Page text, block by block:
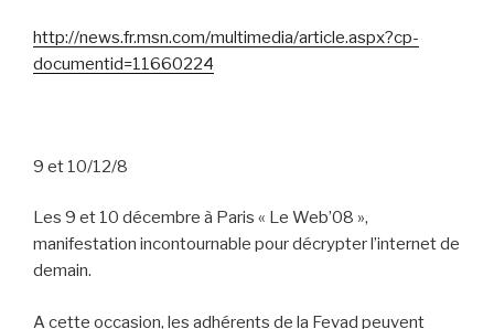
http://news.fr.msn.com/multimedia/article.aspx?cp-
documentid=11660224
9 et 10/12/8
Les 9 et 10 décembre à Paris « Le Web’08 »,
manifestation incontournable pour décrypter l’internet de
demain.
A cette occasion, les adhérents de la Fevad peuvent